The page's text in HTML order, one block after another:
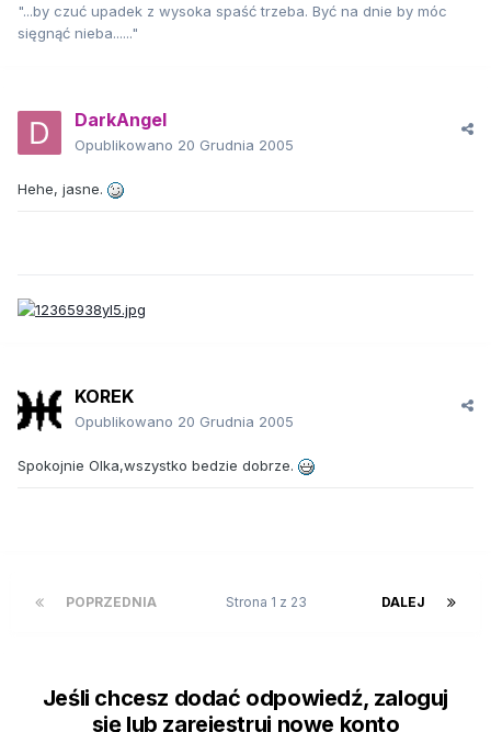
"...by czuć upadek z wysoka spaść trzeba. Być na dnie by móc
sięgnąć nieba......"
DarkAngel
Opublikowano 20 Grudnia 2005
Hehe, jasne.
KOREK
Opublikowano 20 Grudnia 2005
Spokojnie Olka,wszystko bedzie dobrze.
POPRZEDNIA DALEJ
Strona 1 z 23
Jeśli chcesz dodać odpowiedź, zaloguj
się lub zarejestruj nowe konto